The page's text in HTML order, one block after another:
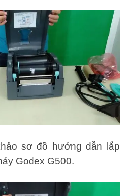
sơ đồ hướng dẫn lắp
Godex G500.